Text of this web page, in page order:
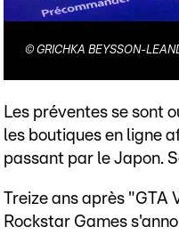
© GRICHKA BEYSSON-
Les préventes se sont
les boutiques en ligne
passant par le Japon.
Treize ans après "GTA
Rockstar Games